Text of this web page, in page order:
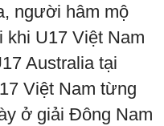
người hâm mộ
khi U17 Việt Nam
Australia tại
Việt Nam từng
ở giải Đông Nam